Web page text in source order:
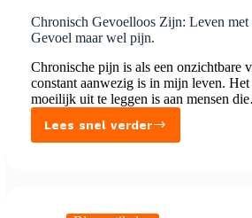
Chronisch Gevoelloos Zijn: Leven met
Gevoel maar wel pijn.
Chronische pijn is als een onzichtbare
constant aanwezig is in mijn leven. Het
moeilijk uit te leggen is aan mensen
Lees snel verder
Chronisch